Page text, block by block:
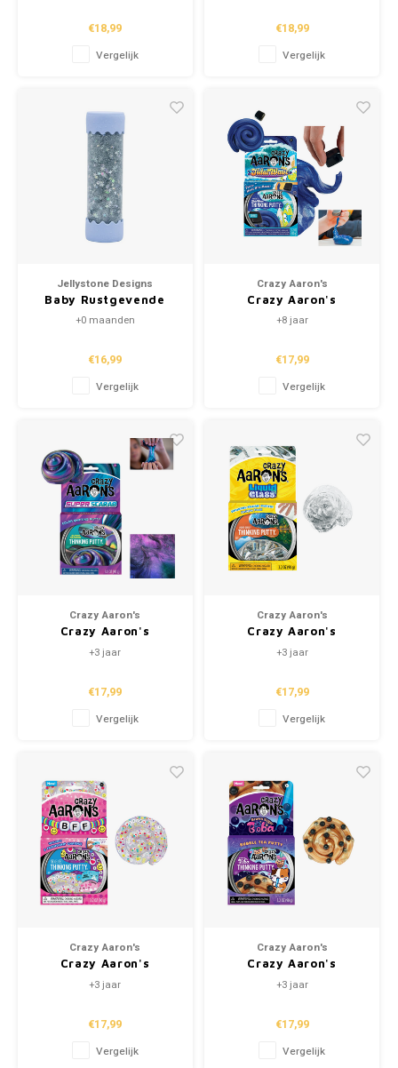
€18,99
Vergelijk
€18,99
Vergelijk
Jellystone Designs
Baby Rustgevende
Fles "Zacht Blauw"
+0 maanden
€16,99
Vergelijk
Crazy Aaron's
Crazy Aaron's
Kneedklei - Tidal
+8 jaar
€17,99
Vergelijk
Crazy Aaron's
Crazy Aaron's
Kneedklei - Super
+3 jaar
€17,99
Vergelijk
Crazy Aaron's
Crazy Aaron's
Kneedklei - Liquid
+3 jaar
€17,99
Vergelijk
Crazy Aaron's
Crazy Aaron's
Kneedklei - BFF
+3 jaar
€17,99
Vergelijk
Crazy Aaron's
Crazy Aaron's
Kneedklei - Brown
+3 jaar
€17,99
Vergelijk